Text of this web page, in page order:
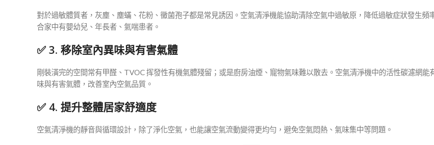
對於過敏體質者，灰塵、塵蟎、花粉、黴菌孢子都是常見誘因。空氣清淨機能協助清除空氣中過敏原，降低過敏症狀發生頻
合家中有嬰幼兒、年長者、氣喘患者。
✅ 3. 移除室內異味與有害氣體
剛裝潢完的空間常有甲醛、TVOC 挥發性有機氣體殘留；或是廚房油煙、寵物氣味難以散去。空氣清淨機中的活性碳濾網能
味與有害氣體，改善室內空氣品質。
✅ 4. 提升整體居家舒適度
空氣清淨機的靜音與循環設計，除了淨化空氣，也能讓空氣流動變得更均勻，避免空氣悶熱、氣味集中等問題。